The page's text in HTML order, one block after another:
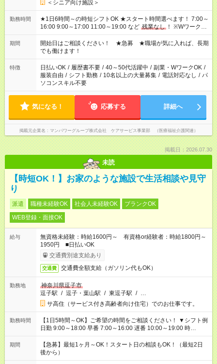
＜シニア向け施設＞
勤務時間
★1日6時間～の時短シフトOK ★スタート時間選べます！ 7:00～
16:00 9:00～17:00 11:00～19:00 など 残業なし ！ ※Wワークの
場合、他のお仕事と合わせ週40時間超の就業はご案内できませ
ん ※法令に基づき、週20時間以上勤務は社会保険への加入対象
となります ※労働者派遣法（日雇い派遣の原則禁止）により、
短時間・短期間の就業はご案内が難しい場合があります
期間
開始日はご相談ください！ ★急募 ★職場が気に入れば、長期
でも働けます！
特徴 日払いOK / 履歴書不要 / 40～50代活躍中 / 副業・WワークOK /
服装自由 / シフト勤務 / 10名以上の大量募集 / 電話対応なし / パ
ソコンスキル不要
気になる！ 応募する 詳細へ
掲載元企業名 マンパワーグループ株式会社 ケアサービス事業部 （医療福祉介護関連）
掲載日：2026.07.30
未読
【時短OK！】お家のような施設で生活相談や見守
り
派遣 職種未経験OK 社会人未経験OK
ブランクOK
WEB登録・面接OK
給与
無資格未経験：時給1600円～ 有資格or経験者：時給1800円～
1950円 ■日払いOK
交通費別途支給あり
交通費 交通費全額支給（ガソリン代もOK）
勤務地
神奈川県逗子市
逗子駅 / 逗子・葉山駅 / 東逗子駅 / …
サ高住（サービス付き高齢者向け住宅）でのお仕事です。
勤務時間
【1日5時間～OK】ご希望の時間をご相談ください！ ▼シフト例
日勤 9:00～18:00 早番 7:00～16:00 遅番 10:00～19:00 時
短 10:00～15:00 上記はあくまで一例です。 「夕方までには帰宅
しておきたい」 「朝はゆっくりのスタートがいい」 「お昼の時
間を有効に使いたい」 など、ご希望があれば教えてください
ね。
期間
【急募】最短1ヶ月～OK！スタート日の相談もOK！（最短2日
後から）